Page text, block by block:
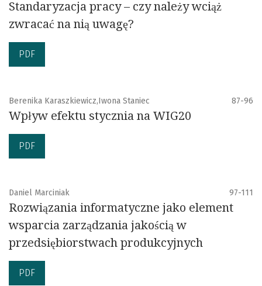
Standaryzacja pracy – czy należy wciąż
zwracać na nią uwagę?
PDF
Berenika Karaszkiewicz,Iwona Staniec 87-96
Wpływ efektu stycznia na WIG20
PDF
Daniel Marciniak 97-111
Rozwiązania informatyczne jako element
wsparcia zarządzania jakością w
przedsiębiorstwach produkcyjnych
PDF